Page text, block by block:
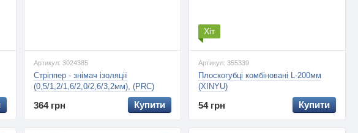
Артикул: 3024385
Стріппер - знімач ізоляції
(0,5/1,2/1,6/2,0/2,6/3,2мм), (PRC)
364 грн Купити
Хіт
Артикул: 355339
Плоскогубці комбіновані L-200мм
(XINYU)
54 грн Купити